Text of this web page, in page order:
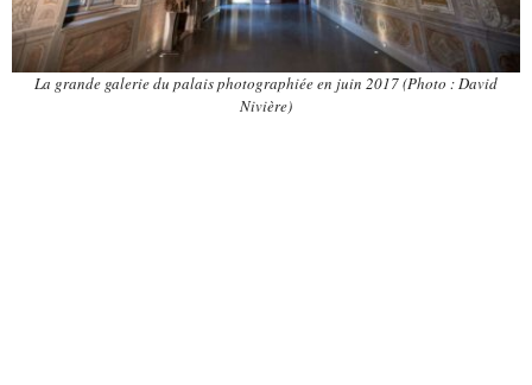
La grande galerie du palais photographiée en juin 2017 (Photo : David
Nivière)